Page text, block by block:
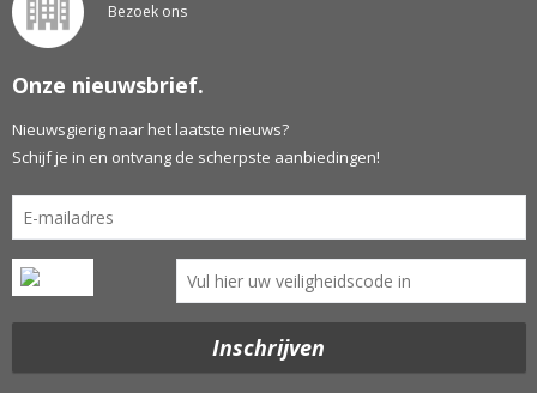
Bezoek ons
Onze nieuwsbrief.
Nieuwsgierig naar het laatste nieuws?
Schijf je in en ontvang de scherpste aanbiedingen!